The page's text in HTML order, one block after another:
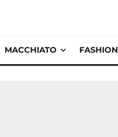
MACCHIATO FASHION